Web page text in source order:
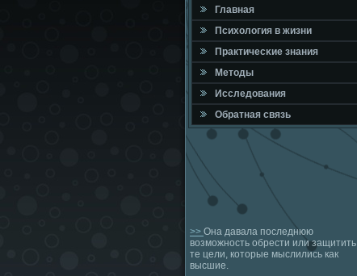
Главная
Психология в жизни
Практичесκие знания
Методы
Исследования
Обратная связь
>> Она давала последнюю
возможность обрести или защитить
те цели, которые мыслились как
высшие.